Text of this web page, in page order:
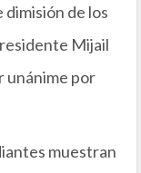
de los
Mijail
unánime por
muestran